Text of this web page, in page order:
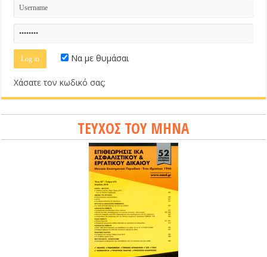
Να με θυμάσαι
Χάσατε τον κωδικό σας;
ΤΕΥΧΟΣ ΤΟΥ ΜΗΝΑ